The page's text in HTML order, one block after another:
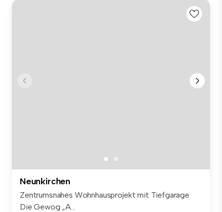
Neunkirchen
Zentrumsnahes Wohnhausprojekt mit Tiefgarage
Die Gewog „A...